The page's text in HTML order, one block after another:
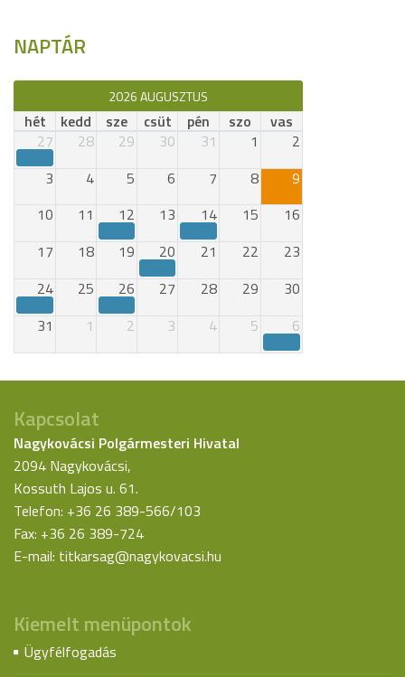
NAPTÁR
2026 AUGUSZTUS
hét kedd sze csüt pén szo
vas
27
28 29 30 31 1
2
3
4 5 6 7 8
9
10
11 12 13 14 15
16
17
18 19 20 21 22
23
24
25 26 27 28 29
30
31
1 2 3 4 5 6
Kapcsolat
Nagykovácsi Polgármesteri Hivatal
2094 Nagykovácsi,
Kossuth Lajos u. 61.
Telefon: +36 26 389-566/103
Fax: +36 26 389-724
E-mail: titkarsag@nagykovacsi.hu
Kiemelt menüpontok
Ügyfélfogadás